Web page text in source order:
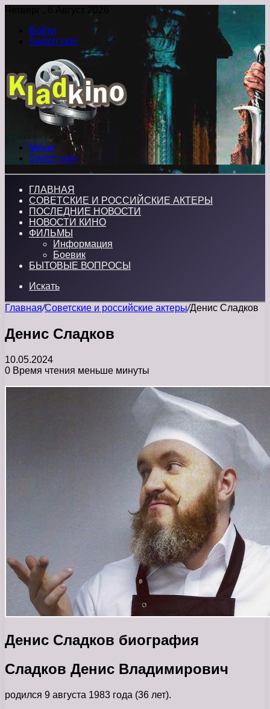
Четверг , 6 Август 2026
Войти
Switch skin
Меню
Switch skin
ГЛАВНАЯ
СОВЕТСКИЕ И РОССИЙСКИЕ АКТЕРЫ
ПОСЛЕДНИЕ НОВОСТИ
НОВОСТИ КИНО
ФИЛЬМЫ
Информация
Боевик
БЫТОВЫЕ ВОПРОСЫ
Искать
Главная/Советские и российские актеры/Денис Сладков
Денис Сладков
10.05.2024
0 Время чтения меньше минуты
Денис Сладков биография
Сладков Денис Владимирович
родился 9 августа 1983 года (36 лет).